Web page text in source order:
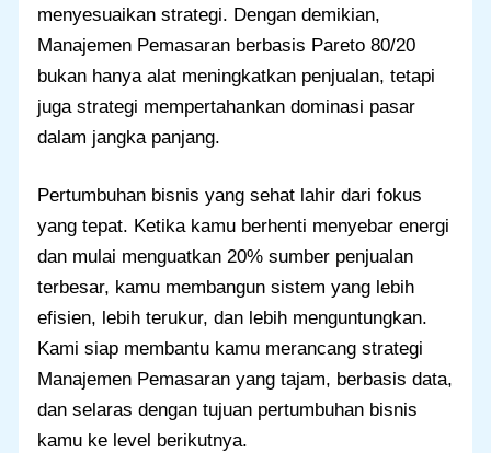
menyesuaikan strategi. Dengan demikian,
Manajemen Pemasaran berbasis Pareto 80/20
bukan hanya alat meningkatkan penjualan, tetapi
juga strategi mempertahankan dominasi pasar
dalam jangka panjang.
Pertumbuhan bisnis yang sehat lahir dari fokus
yang tepat. Ketika kamu berhenti menyebar energi
dan mulai menguatkan 20% sumber penjualan
terbesar, kamu membangun sistem yang lebih
efisien, lebih terukur, dan lebih menguntungkan.
Kami siap membantu kamu merancang strategi
Manajemen Pemasaran yang tajam, berbasis data,
dan selaras dengan tujuan pertumbuhan bisnis
kamu ke level berikutnya.